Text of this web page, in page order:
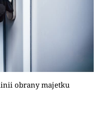
obrany majetku